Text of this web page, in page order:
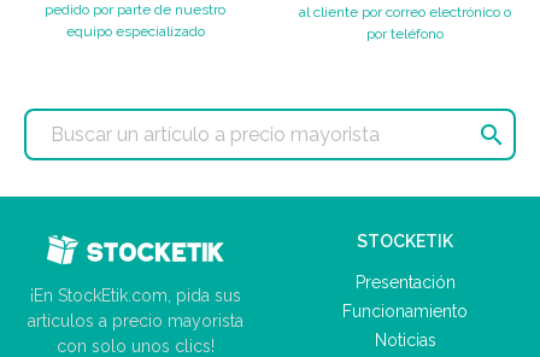
pedido por parte de nuestro
equipo especializado
al cliente por correo electrónico o
por teléfono

¡En StockEtik.com, pida sus
artículos a precio mayorista
con solo unos clics!
STOCKETIK
Presentación
Funcionamiento
Noticias